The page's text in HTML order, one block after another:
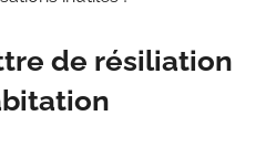
de résiliation